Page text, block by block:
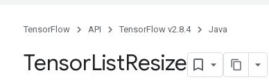
TensorFlow API TensorFlow v2.8.4 Java
TensorListResize